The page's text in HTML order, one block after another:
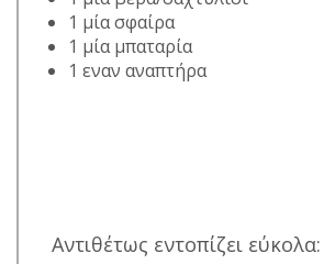
1 μία σφαίρα
1 μία μπαταρία
1 εναν αναπτήρα
Αντιθέτως εντοπίζει εύκολα: